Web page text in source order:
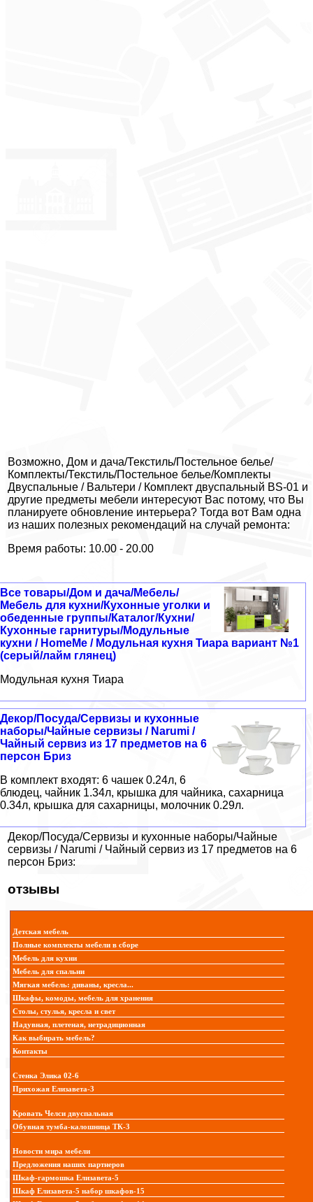
Возможно, Дом и дача/Текстиль/Постельное белье/
Комплекты/Текстиль/Постельное белье/Комплекты
Двуспальные / Вальтери / Комплект двуспальный BS-01 и
другие предметы мебели интересуют Вас потому, что Вы
планируете обновление интерьера? Тогда вот Вам одна
из наших полезных рекомендаций на случай ремонта:
Время работы: 10.00 - 20.00
Все товары/Дом и дача/Мебель/
Мебель для кухни/Кухонные уголки и
обеденные группы/Каталог/Кухни/
Кухонные гарнитуры/Модульные
кухни / HomeMe / Модульная кухня Тиара вариант №1
(серый/лайм глянец)
Модульная кухня Тиара
Декор/Посуда/Сервизы и кухонные
наборы/Чайные сервизы / Narumi /
Чайный сервиз из 17 предметов на 6
персон Бриз
В комплект входят: 6 чашек 0.24л, 6
блюдец, чайник 1.34л, крышка для чайника, сахарница
0.34л, крышка для сахарницы, молочник 0.29л.
Декор/Посуда/Сервизы и кухонные наборы/Чайные
сервизы / Narumi / Чайный сервиз из 17 предметов на 6
персон Бриз:
отзывы
Детская мебель
Полные комплекты мебели в сборе
Мебель для кухни
Мебель для спальни
Мягкая мебель: диваны, кресла...
Шкафы, комоды, мебель для хранения
Столы, стулья, кресла и свет
Надувная, плетеная, нетрадиционная
Как выбирать мебель?
Контакты
Стенка Элика 02-6
Прихожая Елизавета-3
Кровать Челси двуспальная
Обувная тумба-калошница ТК-3
Новости мира мебели
Предложения наших партнеров
Шкаф-гармошка Елизавета-5
Шкаф Елизавета-5 набор шкафов-15